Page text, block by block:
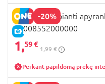
-20%
E-KAINA
CHICCO kvepianti
00008552000000
1,59 €
1,99 €
Perkant papildomą prekę